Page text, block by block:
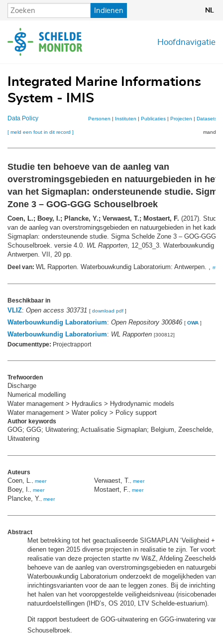
Overslaan
en
de
inhoud
Indienen NL
Hoofdnavigatie
Integrated Marine Informations
System - IMIS
Data Policy Personen | Instituten | Publicaties| Projecten | Datasets
[ meld een fout in dit record ] mandje
Studie ten behoeve van de aanleg van
overstromingsgebieden en natuurgebieden in het
van het Sigmaplan: ondersteunende studie.
Zone 3 – GOG-GGG Schouselbroek
Coen, L.; Boey, I.; Plancke, Y.; Verwaest, T.; Mostaert, F. (2017).
van de aanleg van overstromingsgebieden en natuurgebieden in het kader
Sigmaplan: ondersteunende studie. Sigma Schelde Zone 3 – GOG-GGG
Schouselbroek. versie 4.0. WL Rapporten , 12_053_3. Waterbouwkundig
Antwerpen. VII, 20 pp.
Deel van: WL Rapporten. Waterbouwkundig Laboratorium: Antwerpen. ,
Beschikbaar in
VLIZ: Open access 303731 [ download pdf ]
Waterbouwkundig Laboratorium: Open Repository 300846 [ OWA ]
Waterbouwkundig Laboratorium: WL Rapporten [300812]
Documenttype: Projectrapport
Trefwoorden
Discharge
Numerical modelling
Water management > Hydraulics > Hydrodynamic models
Water management > Water policy > Policy support
Author keywords
GOG; GGG; Uitwatering; Actualisatie Sigmaplan; Belgium, Zeeschelde,
Uitwatering
Auteurs
Coen, L. meer
Boey, I. meer
Plancke, Y. meer
Verwaest, T. meer
Mostaert, F. meer
Abstract
Met betrekking tot het geactualiseerde SIGMAPLAN ‘Veiligheid +
dienen tegen 2015 diverse projecten in realisatie te zijn. Ter
realisatie van deze projecten startte nv W&Z, Afdeling Zeeschelde
behoeve van de aanleg van overstromingsgebieden en
Waterbouwkundig Laboratorium onderzoekt de mogelijkheden van
inrichtingsvarianten voor de aan te leggen zones. Bij de inrichting
het halen van het vooropgestelde veiligheidsniveau
natuurdoelstellingen (IHD’s, OS 2010, LTV Schelde-estuarium).
Dit rapport bestudeert de GOG-uitwatering en GGG-inwatering van
Schouselbroek.